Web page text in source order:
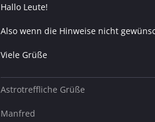
Hallo Leute!
Also wenn die Hinweise nicht
Viele Grüße
Astrotreffliche Grüße
Manfred